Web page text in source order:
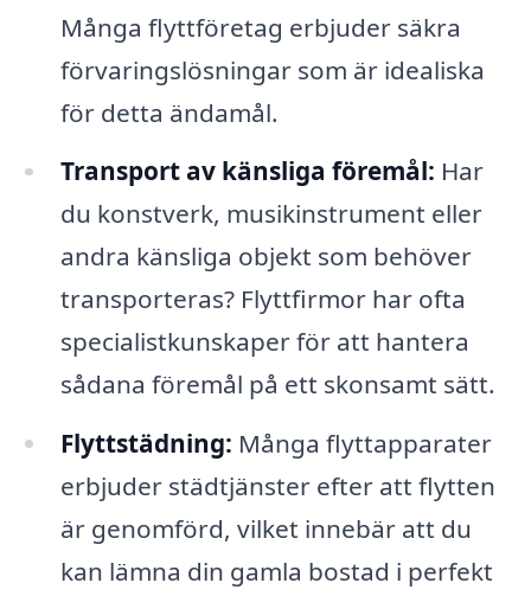
Många flyttföretag erbjuder säkra
förvaringslösningar som är idealiska
för detta ändamål.
Transport av känsliga föremål: Har
du konstverk, musikinstrument eller
andra känsliga objekt som behöver
transporteras? Flyttfirmor har ofta
specialistkunskaper för att hantera
sådana föremål på ett skonsamt sätt.
Flyttstädning: Många flyttapparater
erbjuder städtjänster efter att flytten
är genomförd, vilket innebär att du
kan lämna din gamla bostad i perfekt